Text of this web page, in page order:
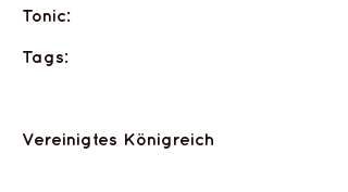
Tonic:
Tags:
Vereinigtes Königreich